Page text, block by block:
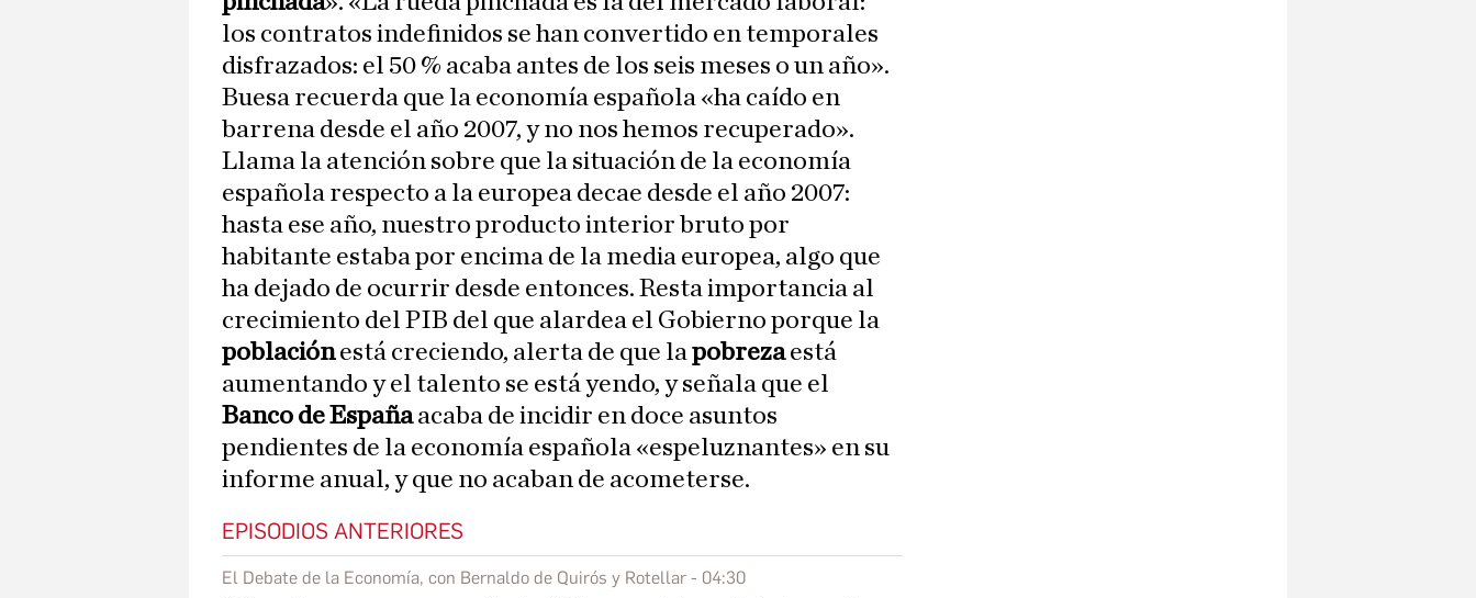
los contratos indefinidos se han convertido en temporales
disfrazados: el 50 % acaba antes de los seis meses o un año».
Buesa recuerda que la economía española «ha caído en
barrena desde el año 2007, y no nos hemos recuperado».
Llama la atención sobre que la situación de la economía
española respecto a la europea decae desde el año 2007:
hasta ese año, nuestro producto interior bruto por
habitante estaba por encima de la media europea, algo que
ha dejado de ocurrir desde entonces. Resta importancia al
crecimiento del PIB del que alardea el Gobierno porque la
poblaciónestá creciendo, alerta de que lapobrezaestá
aumentando y el talento se está yendo, y señala que el
Banco de Españaacaba de incidir en doce asuntos
pendientes de la economía española «espeluznantes» en su
informe anual, y que no acaban de acometerse.
EPISODIOS ANTERIORES
El Debate de la Economía, con Bernaldo de Quirós y Rotellar - 04:30